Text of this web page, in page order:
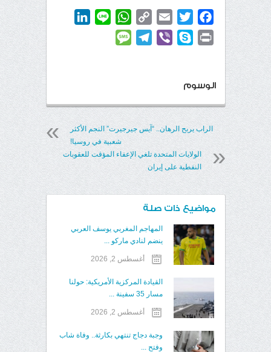
Facebook
Twitter
Email
Copy
Link
WhatsApp
Line
LinkedIn
Print
Skype
Viber
Telegram
الوسوم
الراب يربح الرهان.. “آيس جيرجيرت” النجم الأكثر
شعبية في روسيا!
الولايات المتحدة تلغي الإعفاء المؤقت للعقوبات
النفطية على إيران
مواضيع ذات صلة
المهاجم المغربي يوسف العربي
ينضم لنادي ماركو ...
أغسطس 2, 2026
القيادة المركزية الأمريكية: حولنا
مسار 35 سفينة ...
أغسطس 2, 2026
وجبة دجاج تنتهي بكارثة.. وفاة شاب
وفتح ...